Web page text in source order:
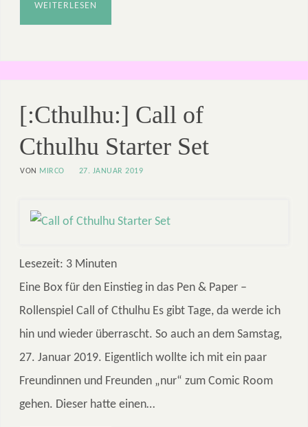
WEITERLESEN
[:Cthulhu:] Call of
Cthulhu Starter Set
VON MIRCO 27. JANUAR 2019
Lesezeit: 3 Minuten
Eine Box für den Einstieg in das Pen & Paper –
Rollenspiel Call of Cthulhu Es gibt Tage, da werde ich
hin und wieder überrascht. So auch an dem Samstag,
27. Januar 2019. Eigentlich wollte ich mit ein paar
Freundinnen und Freunden „nur“ zum Comic Room
gehen. Dieser hatte einen…